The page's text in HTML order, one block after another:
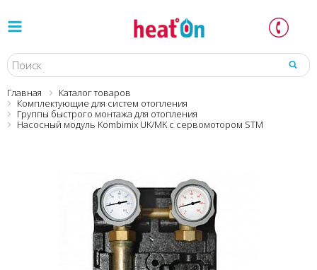
Главная
Каталог товаров
Комплектующие для систем отопления
Группы быстрого монтажа для отопления
Насосный модуль Kombimix UK/MK с сервомотором STM